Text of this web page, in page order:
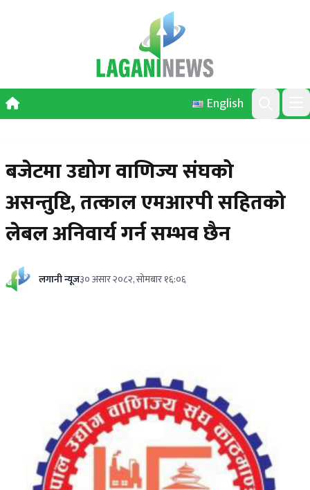
English
Search
बजेटमा उद्योग वाणिज्य संघको
असन्तुष्टि, तत्काल एमआरपी सहितको
लेबल अनिवार्य गर्न सम्भव छैन
लगानी न्यूज३० असार २०८२, सोमबार १६:०६